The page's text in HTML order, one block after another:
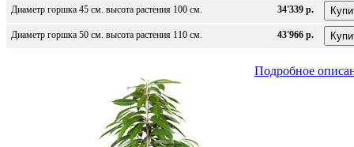
Диаметр горшка 45 см. высота растения 100 см. 34'339 р.
Диаметр горшка 50 см. высота растения 110 см. 43'966 р.
Подробное